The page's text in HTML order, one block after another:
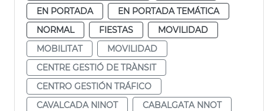
EN PORTADA
EN PORTADA TEMÁTICA
NORMAL
FIESTAS
MOVILIDAD
MOBILITAT
MOVILIDAD
CENTRE GESTIÓ DE TRÀNSIT
CENTRO GESTIÓN TRÁFICO
CAVALCADA NINOT
CABALGATA NNOT